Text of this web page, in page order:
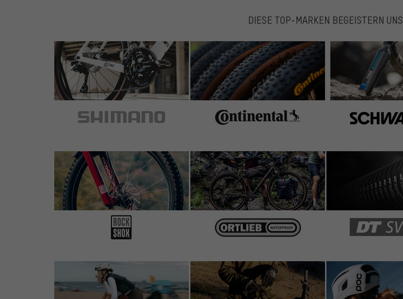
5 von 5 Sternenvon Bernd H.am 13.08.2022
Artikel : schwarz
gut und günstig
Artikel: schwarz
4 von 5 Sternenvon Dominik S.
am 18.02.2022
Artikel : schwarz
0 von 1 Kunden fand diese Bewertung hilfreich.
Funktioniert super, evtl. gibt's für richtige Werkstätten noch was schnelleres, aber für zuhause völlig
5 von 5 Sternenvon Franz H.
am 05.01.2022
: schwarz
Hat seine Arbeit gemacht
DIESE TOP-MARKEN BEGEISTERN UNS